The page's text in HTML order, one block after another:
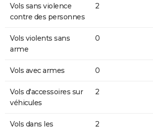
Vols sans violence
contre des personnes
2
Vols violents sans
arme
0
Vols avec armes 0
Vols d'accessoires sur
véhicules
2
Vols dans les
2